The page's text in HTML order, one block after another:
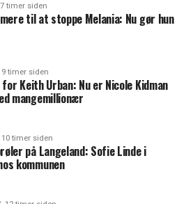
7 timer siden
til at stoppe Melania: Nu gør hun
9 timer siden
Keith Urban: Nu er Nicole Kidman
mangemillionær
10 timer siden
på Langeland: Sofie Linde i
kommunen